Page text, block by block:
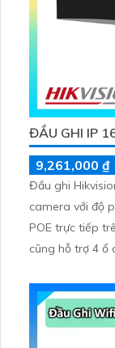
ĐẦU GHI IP
9,261,000 ₫
Đầu ghi
camera với độ
POE trực tiếp trên đầu ghi.
cũng hỗ trợ 4 ổ
minh.